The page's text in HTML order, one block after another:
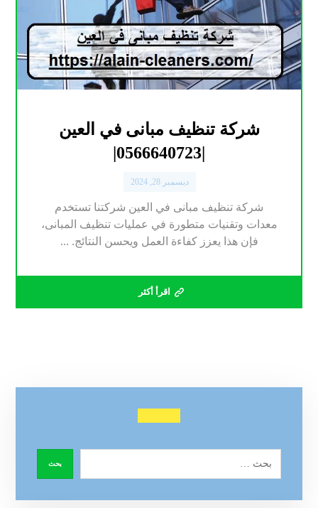
شركة تنظيف مبانى في العين
|0566640723|
ديسمبر 28, 2024
شركة تنظيف مبانى في العين شركتنا تستخدم
معدات وتقنيات متطورة في عمليات تنظيف المبانى،
فإن هذا يعزز كفاءة العمل ويحسن النتائج. ...
اقرأ أكثر